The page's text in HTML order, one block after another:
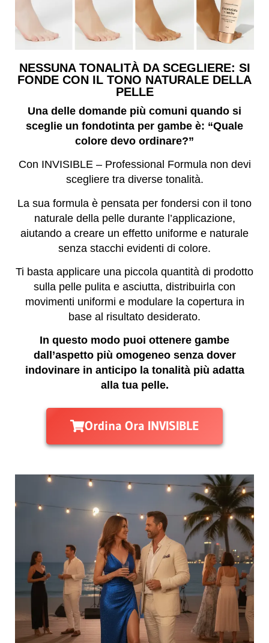
NESSUNA TONALITÀ DA SCEGLIERE: SI
FONDE CON IL TONO NATURALE DELLA
PELLE
Una delle domande più comuni quando si
sceglie un fondotinta per gambe è: “Quale
colore devo ordinare?”
Con INVISIBLE – Professional Formula non devi
scegliere tra diverse tonalità.
La sua formula è pensata per fondersi con il tono
naturale della pelle durante l’applicazione,
aiutando a creare un effetto uniforme e naturale
senza stacchi evidenti di colore.
Ti basta applicare una piccola quantità di prodotto
sulla pelle pulita e asciutta, distribuirla con
movimenti uniformi e modulare la copertura in
base al risultato desiderato.
In questo modo puoi ottenere gambe
dall’aspetto più omogeneo senza dover
indovinare in anticipo la tonalità più adatta
alla tua pelle.
Ordina Ora INVISIBLE